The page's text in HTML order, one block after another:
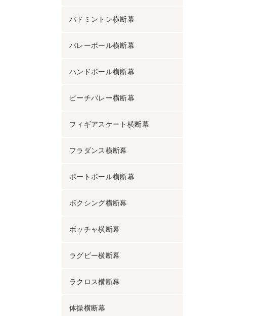
バドミントン横断幕
バレーボール横断幕
ハンドボール横断幕
ビーチバレー横断幕
フィギアスケート横断幕
フラダンス横断幕
ポートボール横断幕
ボクシング横断幕
ボッチャ横断幕
ラグビー横断幕
ラクロス横断幕
体操横断幕